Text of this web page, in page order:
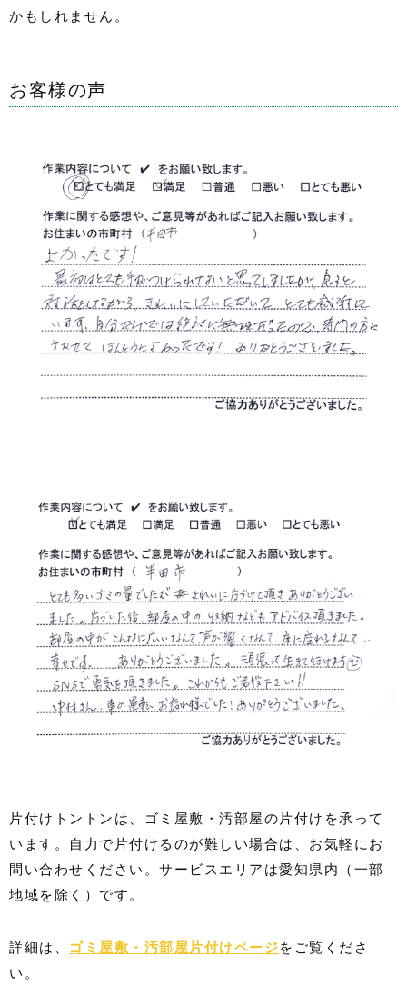
かもしれません。
お客様の声
片付けトントンは、ゴミ屋敷・汚部屋の片付けを承って
います。自力で片付けるのが難しい場合は、お気軽にお
問い合わせください。サービスエリアは愛知県内（一部
地域を除く）です。
詳細は、 ゴミ屋敷・汚部屋片付けページをご覧くださ
い。